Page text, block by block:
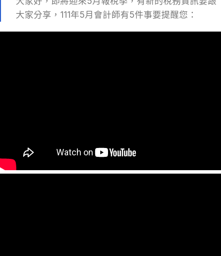
大家分享，111年5月會計師有5件事要提醒您：